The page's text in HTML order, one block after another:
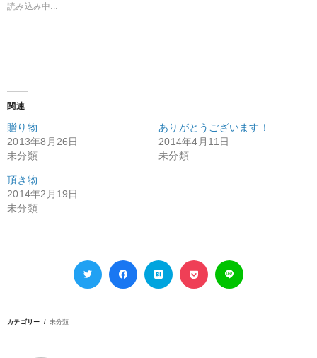
読み込み中...
関連
贈り物
2013年8月26日
未分類
ありがとうございます！
2014年4月11日
未分類
頂き物
2014年2月19日
未分類
カテゴリー 未分類